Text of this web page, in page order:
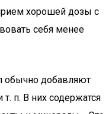
хорошей дозы с
себя менее
обычно добавляют
п. В них содержатся